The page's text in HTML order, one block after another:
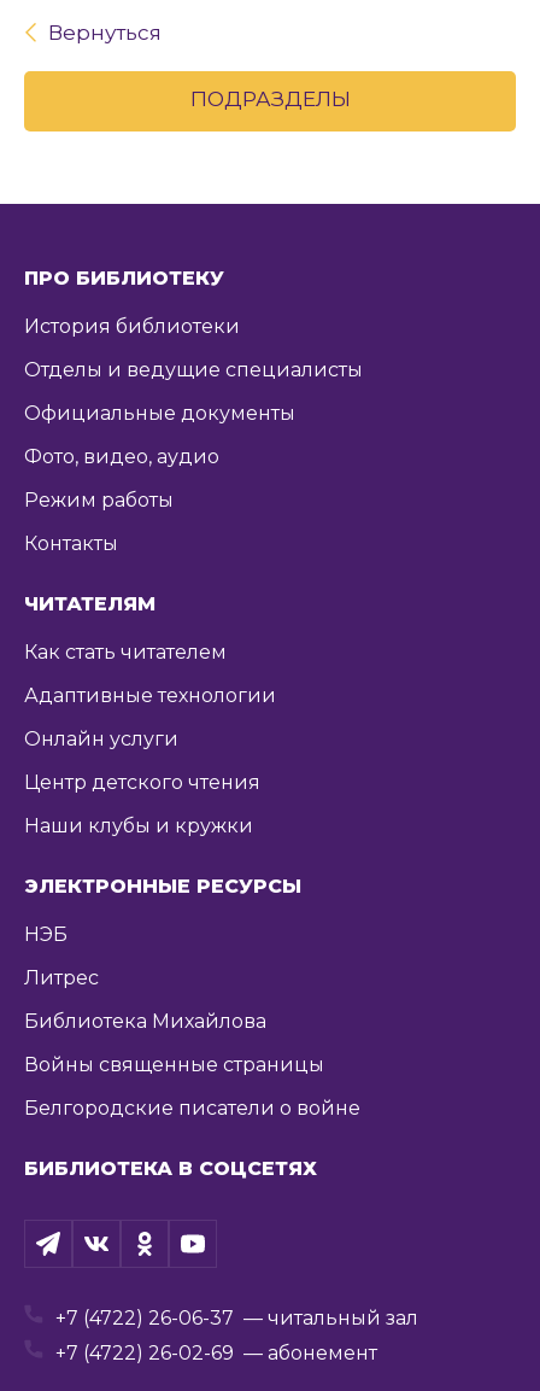
Вернуться
ПОДРАЗДЕЛЫ
ПРО БИБЛИОТЕКУ
История библиотеки
Отделы и ведущие специалисты
Официальные документы
Фото, видео, аудио
Режим работы
Контакты
ЧИТАТЕЛЯМ
Как стать читателем
Адаптивные технологии
Онлайн услуги
Центр детского чтения
Наши клубы и кружки
ЭЛЕКТРОННЫЕ РЕСУРСЫ
НЭБ
Литрес
Библиотека Михайлова
Войны священные страницы
Белгородские писатели о войне
БИБЛИОТЕКА В СОЦСЕТЯХ
+7 (4722) 26-06-37 — читальный зал
+7 (4722) 26-02-69 — абонемент